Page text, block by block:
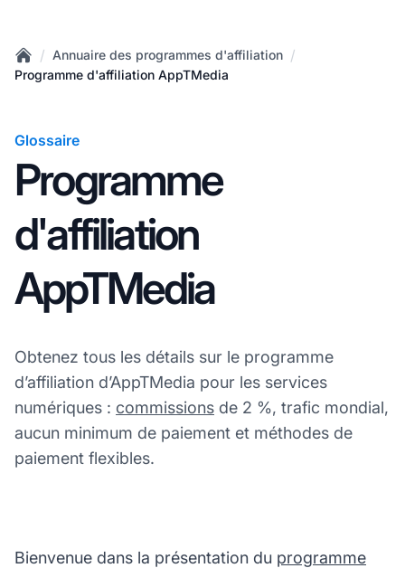
Home
/ Annuaire des programmes d'affiliation /
Programme d'affiliation AppTMedia
Glossaire
Programme
d'affiliation
AppTMedia
Obtenez tous les détails sur le programme
d’affiliation d’AppTMedia pour les services
numériques : commissions de 2 %, trafic mondial,
aucun minimum de paiement et méthodes de
paiement flexibles.
Bienvenue dans la présentation du programme